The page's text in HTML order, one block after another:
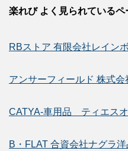
楽れび よく見られているペ
RBストア 有限会社レイン
アンサーフィールド 株式
CATYA-車用品 ティエス
B・FLAT 合資会社ナグラ